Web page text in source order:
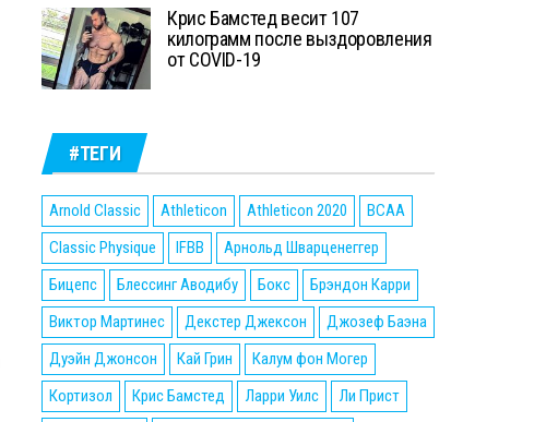
Крис Бамстед весит 107
килограмм после выздоровления
от COVID-19
#ТЕГИ
Arnold Classic Athleticon Athleticon 2020
BCAA
Classic Physique
IFBB
Арнольд Шварценеггер
Бицепс
Блессинг Аводибу Бокс
Брэндон Карри
Виктор Мартинес
Декстер Джексон
Джозеф Баэна
Дуэйн Джонсон
Кай Грин
Калум фон Могер
Кортизол
Крис Бамстед Ларри Уилс
Ли Прист